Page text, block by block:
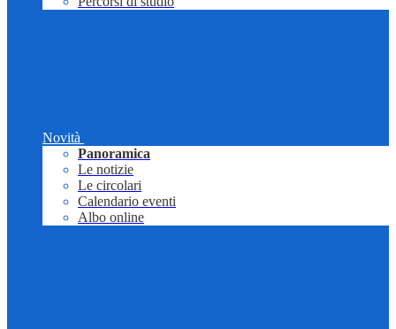
Novità
Panoramica
Le notizie
Le circolari
Calendario eventi
Albo online